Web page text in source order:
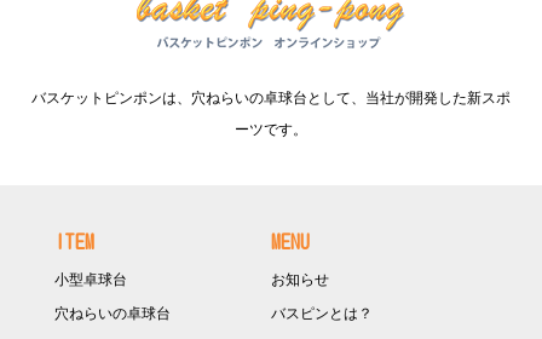
バスケットピンポンは、穴ねらいの卓球台として、当社が開発した新スポ
ーツです。
ITEM
小型卓球台
穴ねらいの卓球台
MENU
お知らせ
バスピンとは？